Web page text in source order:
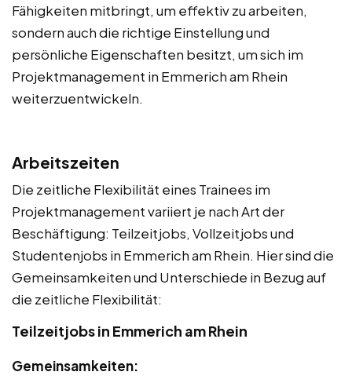
Fähigkeiten mitbringt, um effektiv zu arbeiten,
sondern auch die richtige Einstellung und
persönliche Eigenschaften besitzt, um sich im
Projektmanagement in Emmerich am Rhein
weiterzuentwickeln.
Arbeitszeiten
Die zeitliche Flexibilität eines Trainees im
Projektmanagement variiert je nach Art der
Beschäftigung: Teilzeitjobs, Vollzeitjobs und
Studentenjobs in Emmerich am Rhein. Hier sind die
Gemeinsamkeiten und Unterschiede in Bezug auf
die zeitliche Flexibilität:
Teilzeitjobs in Emmerich am Rhein
Gemeinsamkeiten: